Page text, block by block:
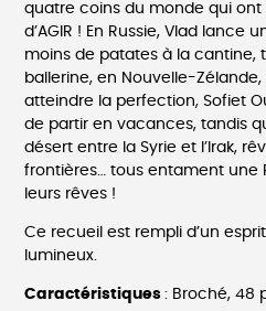
quatre coins du monde qui ont
d’AGIR ! En Russie, Vlad lance
moins de patates à la cantine,
ballerine, en Nouvelle-
atteindre la perfection, Sofiet
de partir en vacances, tandis
désert entre la Syrie et l’Irak,
frontières… tous entament une
leurs rêves !
Ce recueil est rempli d’un
lumineux.
Caractéristiques : Broché, 48